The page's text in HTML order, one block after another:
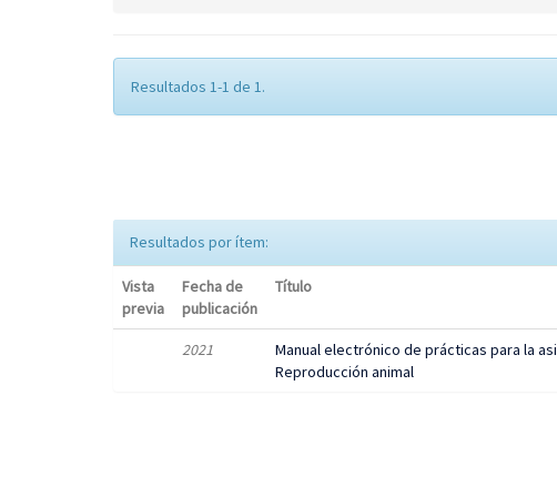
Resultados 1-1 de 1.
Resultados por ítem:
Vista
previa
Fecha de
publicación
Título
2021
Manual electrónico de prácticas para la
Reproducción animal